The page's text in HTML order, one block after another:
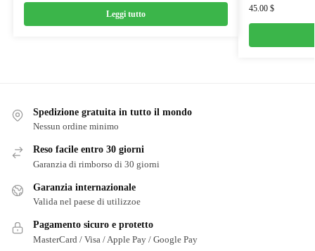
Leggi tutto
45.00 $
Spedizione gratuita in tutto il mondo
Nessun ordine minimo
Reso facile entro 30 giorni
Garanzia di rimborso di 30 giorni
Garanzia internazionale
Valida nel paese di utilizzoe
Pagamento sicuro e protetto
MasterCard / Visa / Apple Pay / Google Pay